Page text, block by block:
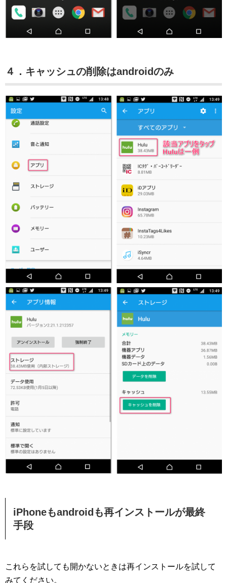
４．キャッシュの削除はandroidのみ
iPhoneもandroidも再インストールが最終
手段
これらを試しても開かないときは再インストールを試して
みてください。